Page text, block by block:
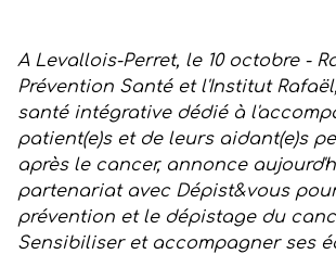
A Levallois-Perret, le 10 octobre -
Prévention Santé et l'Institut
santé intégrative dédié à
patient(e)s et de leurs aidant(e)s
après le cancer, annonce
partenariat avec Dépist&vous
prévention et le dépistage du
Sensibiliser et accompagner ses